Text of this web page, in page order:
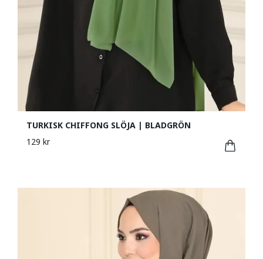
TURKISK CHIFFONG SLÖJA | BLADGRÖN
129 kr